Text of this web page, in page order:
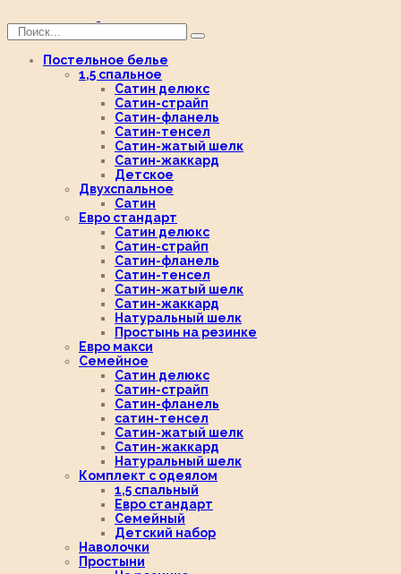
Постельное белье
1,5 спальное
Сатин делюкс
Сатин-страйп
Сатин-фланель
Сатин-тенсел
Сатин-жатый шелк
Сатин-жаккард
Детское
Двухспальное
Сатин
Евро стандарт
Сатин делюкс
Сатин-страйп
Сатин-фланель
Сатин-тенсел
Сатин-жатый шелк
Сатин-жаккард
Натуральный шелк
Простынь на резинке
Евро макси
Семейное
Сатин делюкс
Сатин-страйп
Сатин-фланель
сатин-тенсел
Сатин-жатый шелк
Сатин-жаккард
Натуральный шелк
Комплект с одеялом
1,5 спальный
Евро стандарт
Семейный
Детский набор
Наволочки
Простыни